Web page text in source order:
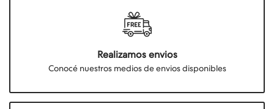
Realizamos envios
Conocé nuestros medios de envios disponibles